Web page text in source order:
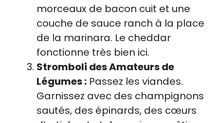
morceaux de bacon cuit et une
couche de sauce ranch à la place
de la marinara. Le cheddar
fonctionne très bien ici.
Stromboli des Amateurs de
Légumes : Passez les viandes.
Garnissez avec des champignons
sautés, des épinards, des cœurs